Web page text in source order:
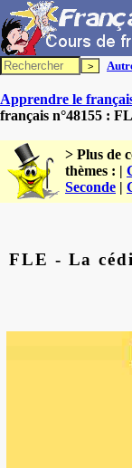
Apprendre le
français n°48155 :
> Plus de
thèmes : |
Seconde |
FLE - La